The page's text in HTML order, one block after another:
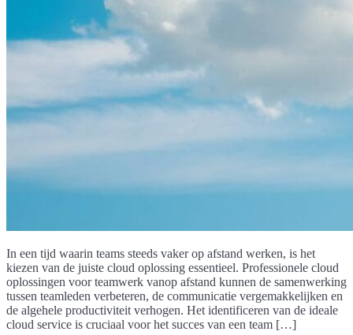
In een tijd waarin teams steeds vaker op afstand werken, is het
kiezen van de juiste cloud oplossing essentieel. Professionele cloud
oplossingen voor teamwerk vanop afstand kunnen de samenwerking
tussen teamleden verbeteren, de communicatie vergemakkelijken en
de algehele productiviteit verhogen. Het identificeren van de ideale
cloud service is cruciaal voor het succes van een team […]